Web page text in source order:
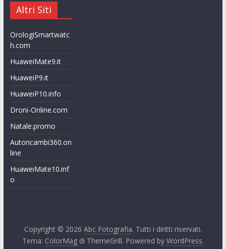
Altri Siti
OrologiSmartwatc
h.com
HuaweiMate9.it
HuaweiP9.it
HuaweiP10.info
Droni-Online.com
Natale.promo
Autoricambi360.on
line
HuaweiMate10.inf
o
Copyright © 2026 Abc Fotografia. Tutti i diritti riservati.
Tema: ColorMagdi ThemeGrill. Powered by WordPress.